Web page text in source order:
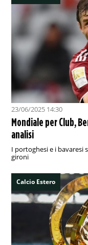
23/06/2025 14:30
Mondiale per Club,
analisi
I portoghesi e i bavaresi
gironi
Calcio Estero